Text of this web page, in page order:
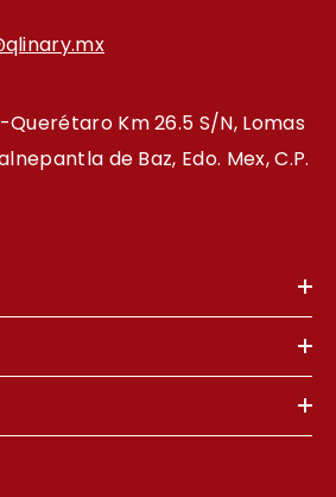
Km 26.5 S/N, Lomas
de Baz, Edo. Mex, C.P.